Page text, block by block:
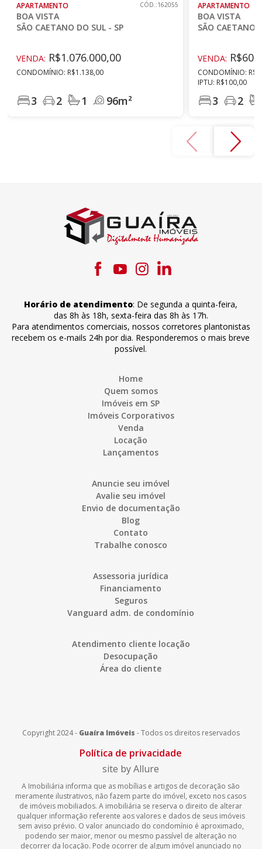
APARTAMENTO
BOA VISTA
SÃO CAETANO DO SUL - SP
CÓD.:162055
VENDA: R$1.076.000,00
CONDOMÍNIO: R$1.138,00
3 2 1 96m²
APARTAMENTO
BOA VISTA
SÃO CAETANO
VENDA:
CONDOMÍNIO:
IPTU: R$100,00
3 2
Horário de atendimento: De segunda a quinta-feira,
das 8h às 18h, sexta-feira das 8h às 17h.
Para atendimentos comerciais, nossos corretores plantonistas
recebem os e-mails 24h por dia. Responderemos o mais breve
possível.
Home
Quem somos
Imóveis em SP
Imóveis Corporativos
Venda
Locação
Lançamentos
Anuncie seu imóvel
Avalie seu imóvel
Envio de documentação
Blog
Contato
Trabalhe conosco
Assessoria jurídica
Financiamento
Seguros
Vanguard adm. de condomínio
Atendimento cliente locação
Desocupação
Área do cliente
Copyright 2024 - Guaíra Imóveis -Todos os direitos reservados
Política de privacidade
site by Allure
A Imobiliária informa que as mobílias e artigos de decoração são
meramente ilustrativos, não fazem parte do imóvel, exceto nos casos
de imóveis mobiliados. A imobiliária se reserva o direito de alterar
qualquer informação referente aos valores e dados de seus imóveis
sem aviso prévio. O valor anunciado do condomínio é aproximado,
podendo ser maior, menor ou mesmo passível de alteração no
decorrer da locação. Pode ocorrer de algum imóvel anunciado no